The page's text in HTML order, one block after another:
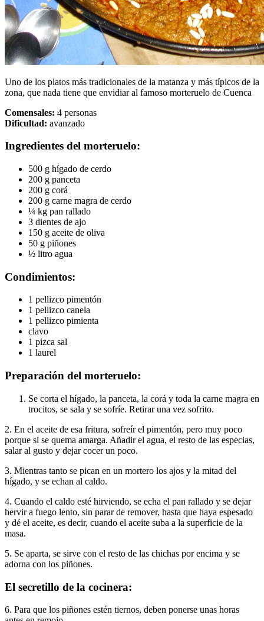
Uno de los platos más tradicionales de la matanza y más típicos de la
zona, que nada tiene que envidiar al famoso morteruelo de Cuenca
Comensales: 4 personas
Dificultad: avanzado
Ingredientes del morteruelo:
500 g hígado de cerdo
200 g panceta
200 g corá
200 g carne magra de cerdo
¼ kg pan rallado
3 dientes de ajo
150 g aceite de oliva
50 g piñones
½ litro agua
Condimientos:
1 pellizco pimentón
1 pellizco canela
1 pellizco pimienta
clavo
1 pizca sal
1 laurel
Preparación del morteruelo:
Se corta el hígado, la panceta, la corá y toda la carne magra en
trocitos, se sala y se sofríe. Retirar una vez sofrito.
2. En el aceite de esa fritura, sofreír el pimentón, pero muy poco
porque si se quema amarga. Añadir el agua, el resto de las especias,
salar al gusto y dejar cocer un poco.
3. Mientras tanto se pican en un mortero los ajos y la mitad del
hígado, y se echan al caldo.
4. Cuando el caldo esté hirviendo, se echa el pan rallado y se dejar
hervir a fuego lento, sin parar de remover, hasta que haya espesado
y dé el aceite, es decir, cuando el aceite suba a la superficie de la
masa.
5. Se aparta, se sirve con el resto de las chichas por encima y se
adorna con los piñones.
El secretillo de la cocinera:
6. Para que los piñones estén tiernos, deben ponerse unas horas